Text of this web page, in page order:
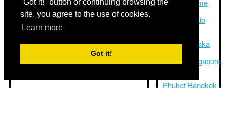
"Got it!" button or continuing browsing the
site, you agree to the use of cookies.
Learn more
Got it!
Athene
Shanghai
Phuket
Rome
Tokio
Osaka
Singapore
Bangkok